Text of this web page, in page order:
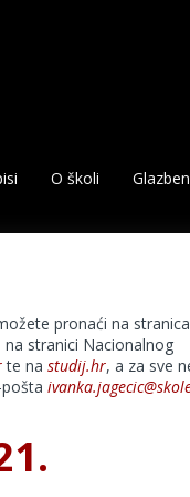
O školi
pronaći na
na stranici Nacionalnog
te na studij.hr, a za sve